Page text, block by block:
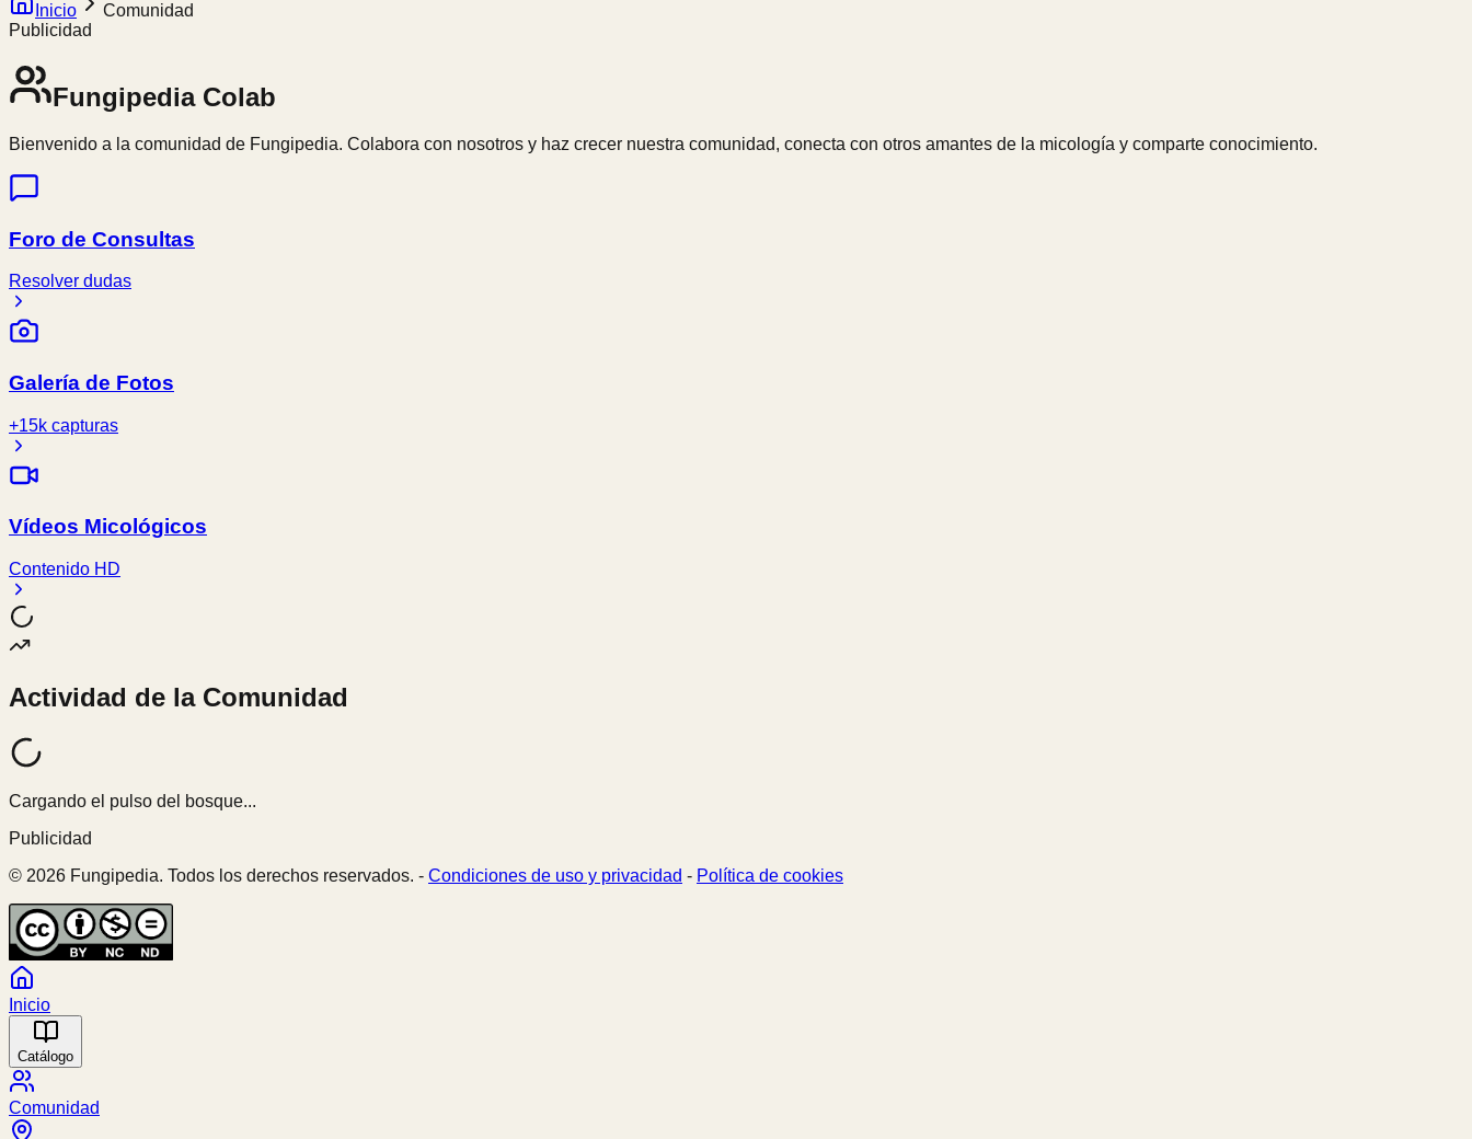
Inicio
Comunidad
Publicidad
FungipediaColab
Bienvenido a la comunidad de Fungipedia. Colabora con nosotros y haz crecer nuestra comunidad, conecta con otros amantes de la micología y comparte conocimiento.
Foro de Consultas
Resolver dudas
Galería de Fotos
+15k capturas
Vídeos Micológicos
Contenido HD
Actividad de la Comunidad
Cargando el pulso del bosque...
Publicidad
© 2026 Fungipedia. Todos los derechos reservados. - Condiciones de uso y privacidad - Política de cookies
Inicio
Catálogo
Comunidad